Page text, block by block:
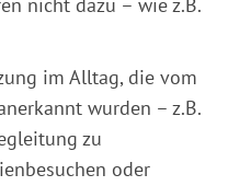
nicht dazu – wie z.B.
im Alltag, die vom
wurden – z.B.
zu
oder